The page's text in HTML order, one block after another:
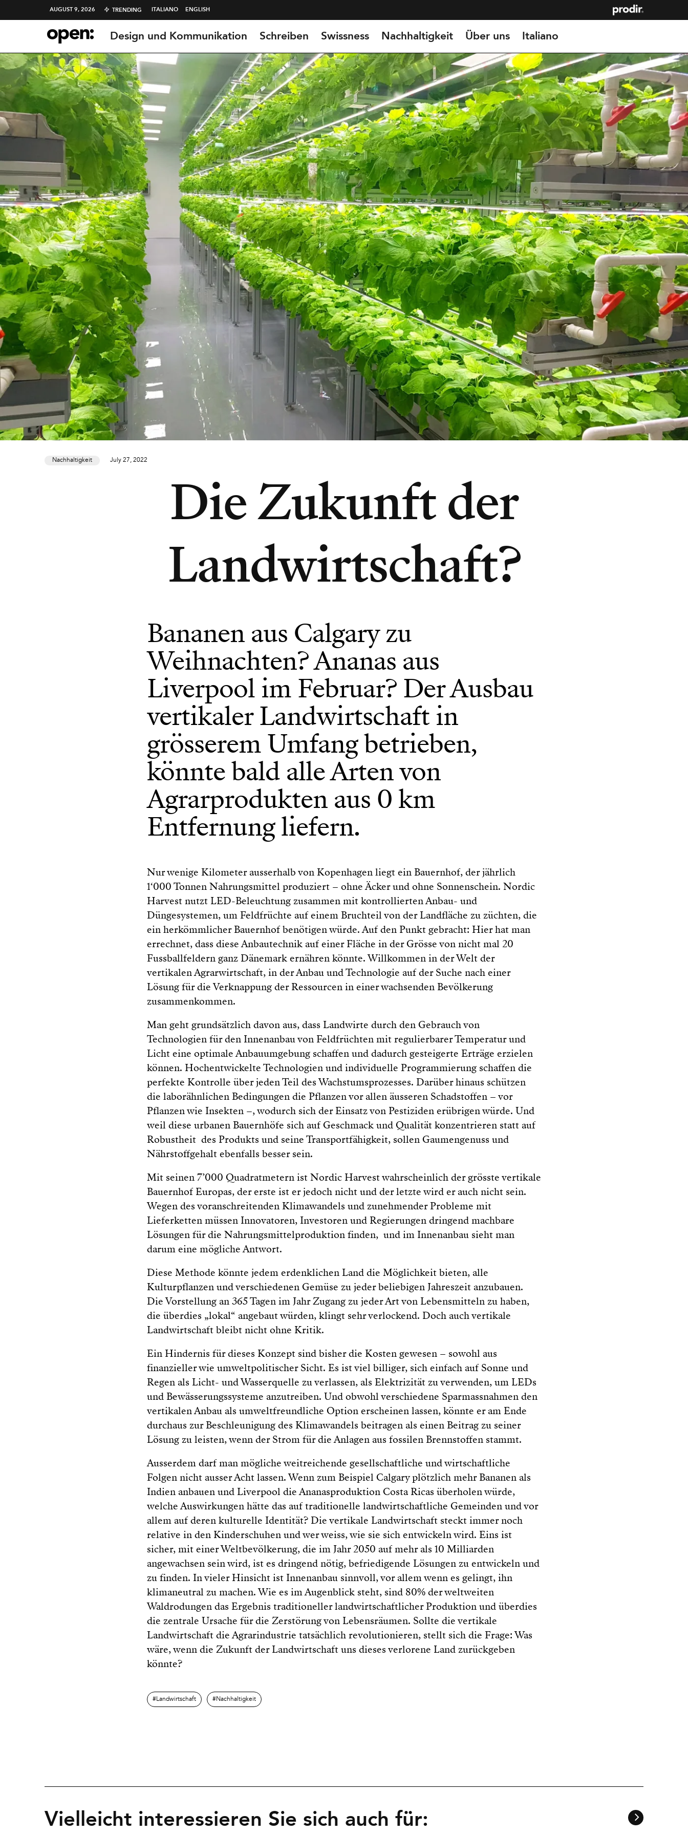
AUGUST 9, 2026 TRENDING ITALIANO ENGLISH
Design und Kommunikation Schreiben Swissness Nachhaltigkeit Über uns Italiano
Nachhaltigkeit July 27, 2022
Die Zukunft der
Landwirtschaft?
Bananen aus Calgary zu
Weihnachten? Ananas aus
Liverpool im Februar? Der Ausbau
vertikaler Landwirtschaft in
grösserem Umfang betrieben,
könnte bald alle Arten von
Agrarprodukten aus 0 km
Entfernung liefern.
Nur wenige Kilometer ausserhalb von Kopenhagen liegt ein Bauernhof, der jährlich
1‘000 Tonnen Nahrungsmittel produziert – ohne Äcker und ohne Sonnenschein. Nordic
Harvest nutzt LED-Beleuchtung zusammen mit kontrollierten Anbau- und
Düngesystemen, um Feldfrüchte auf einem Bruchteil von der Landfläche zu züchten, die
ein herkömmlicher Bauernhof benötigen würde. Auf den Punkt gebracht: Hier hat man
errechnet, dass diese Anbautechnik auf einer Fläche in der Grösse von nicht mal 20
Fussballfeldern ganz Dänemark ernähren könnte. Willkommen in der Welt der
vertikalen Agrarwirtschaft, in der Anbau und Technologie auf der Suche nach einer
Lösung für die Verknappung der Ressourcen in einer wachsenden Bevölkerung
zusammenkommen.
Man geht grundsätzlich davon aus, dass Landwirte durch den Gebrauch von
Technologien für den Innenanbau von Feldfrüchten mit regulierbarer Temperatur und
Licht eine optimale Anbauumgebung schaffen und dadurch gesteigerte Erträge erzielen
können. Hochentwickelte Technologien und individuelle Programmierung schaffen die
perfekte Kontrolle über jeden Teil des Wachstumsprozesses. Darüber hinaus schützen
die laborähnlichen Bedingungen die Pflanzen vor allen äusseren Schadstoffen – vor
Pflanzen wie Insekten –, wodurch sich der Einsatz von Pestiziden erübrigen würde. Und
weil diese urbanen Bauernhöfe sich auf Geschmack und Qualität konzentrieren statt auf
Robustheit des Produkts und seine Transportfähigkeit, sollen Gaumengenuss und
Nährstoffgehalt ebenfalls besser sein.
Mit seinen 7’000 Quadratmetern ist Nordic Harvest wahrscheinlich der grösste vertikale
Bauernhof Europas, der erste ist er jedoch nicht und der letzte wird er auch nicht sein.
Wegen des voranschreitenden Klimawandels und zunehmender Probleme mit
Lieferketten müssen Innovatoren, Investoren und Regierungen dringend machbare
Lösungen für die Nahrungsmittelproduktion finden, und im Innenanbau sieht man
darum eine mögliche Antwort.
Diese Methode könnte jedem erdenklichen Land die Möglichkeit bieten, alle
Kulturpflanzen und verschiedenen Gemüse zu jeder beliebigen Jahreszeit anzubauen.
Die Vorstellung an 365 Tagen im Jahr Zugang zu jeder Art von Lebensmitteln zu haben,
die überdies „lokal“ angebaut würden, klingt sehr verlockend. Doch auch vertikale
Landwirtschaft bleibt nicht ohne Kritik.
Ein Hindernis für dieses Konzept sind bisher die Kosten gewesen – sowohl aus
finanzieller wie umweltpolitischer Sicht. Es ist viel billiger, sich einfach auf Sonne und
Regen als Licht- und Wasserquelle zu verlassen, als Elektrizität zu verwenden, um LEDs
und Bewässerungssysteme anzutreiben. Und obwohl verschiedene Sparmassnahmen den
vertikalen Anbau als umweltfreundliche Option erscheinen lassen, könnte er am Ende
durchaus zur Beschleunigung des Klimawandels beitragen als einen Beitrag zu seiner
Lösung zu leisten, wenn der Strom für die Anlagen aus fossilen Brennstoffen stammt.
Ausserdem darf man mögliche weitreichende gesellschaftliche und wirtschaftliche
Folgen nicht ausser Acht lassen. Wenn zum Beispiel Calgary plötzlich mehr Bananen als
Indien anbauen und Liverpool die Ananasproduktion Costa Ricas überholen würde,
welche Auswirkungen hätte das auf traditionelle landwirtschaftliche Gemeinden und vor
allem auf deren kulturelle Identität? Die vertikale Landwirtschaft steckt immer noch
relative in den Kinderschuhen und wer weiss, wie sie sich entwickeln wird. Eins ist
sicher, mit einer Weltbevölkerung, die im Jahr 2050 auf mehr als 10 Milliarden
angewachsen sein wird, ist es dringend nötig, befriedigende Lösungen zu entwickeln und
zu finden. In vieler Hinsicht ist Innenanbau sinnvoll, vor allem wenn es gelingt, ihn
klimaneutral zu machen. Wie es im Augenblick steht, sind 80% der weltweiten
Waldrodungen das Ergebnis traditioneller landwirtschaftlicher Produktion und überdies
die zentrale Ursache für die Zerstörung von Lebensräumen. Sollte die vertikale
Landwirtschaft die Agrarindustrie tatsächlich revolutionieren, stellt sich die Frage: Was
wäre, wenn die Zukunft der Landwirtschaft uns dieses verlorene Land zurückgeben
könnte?
Landwirtschaft Nachhaltigkeit
Vielleicht interessieren Sie sich auch für: